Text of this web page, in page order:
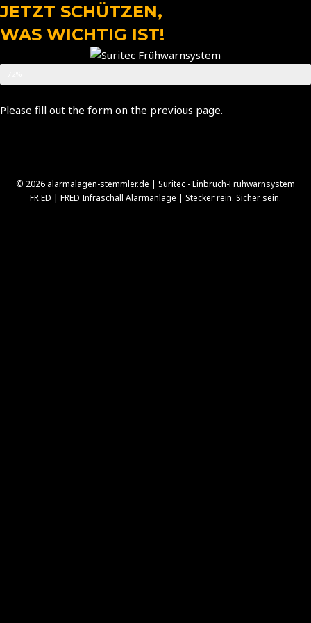
Zum
Inhalt
springen
JETZT SCHÜTZEN,
WAS WICHTIG IST!
Please fill out the form on the previous page.
© 2026 alarmalagen-stemmler.de | Suritec - Einbruch-Frühwarnsystem
FR.ED | FRED Infraschall Alarmanlage | Stecker rein. Sicher sein.